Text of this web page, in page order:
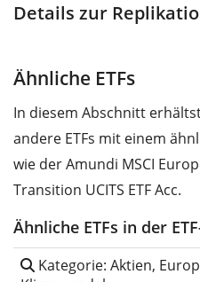
Details zur
Ähnliche ETFs
In diesem Abschnitt
andere ETFs mit einem
wie der Amundi MSCI
Transition UCITS ETF Acc.
Ähnliche ETFs in der
Kategorie: Aktien,